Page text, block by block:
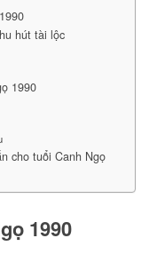
hút tài lộc
1990
cho tuổi Canh Ngọ
1990